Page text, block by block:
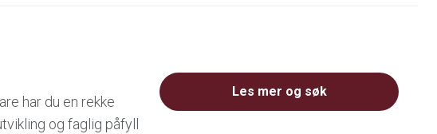
har du en rekke
og faglig påfyll
Les mer og søk